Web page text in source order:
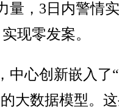
量，3日内警情
现零发案。
心创新嵌入了
大数据模型。